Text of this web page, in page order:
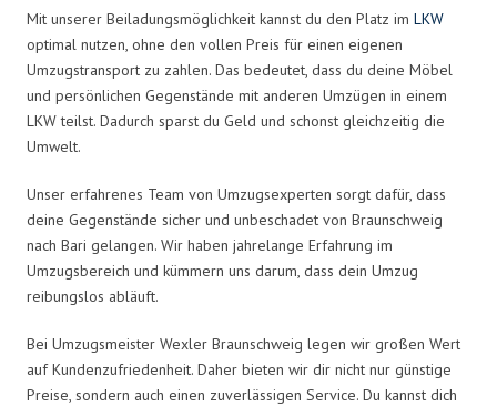
Mit unserer Beiladungsmöglichkeit kannst du den Platz im LKW
optimal nutzen, ohne den vollen Preis für einen eigenen
Umzugstransport zu zahlen. Das bedeutet, dass du deine Möbel
und persönlichen Gegenstände mit anderen Umzügen in einem
LKW teilst. Dadurch sparst du Geld und schonst gleichzeitig die
Umwelt.
Unser erfahrenes Team von Umzugsexperten sorgt dafür, dass
deine Gegenstände sicher und unbeschadet von Braunschweig
nach Bari gelangen. Wir haben jahrelange Erfahrung im
Umzugsbereich und kümmern uns darum, dass dein Umzug
reibungslos abläuft.
Bei Umzugsmeister Wexler Braunschweig legen wir großen Wert
auf Kundenzufriedenheit. Daher bieten wir dir nicht nur günstige
Preise, sondern auch einen zuverlässigen Service. Du kannst dich